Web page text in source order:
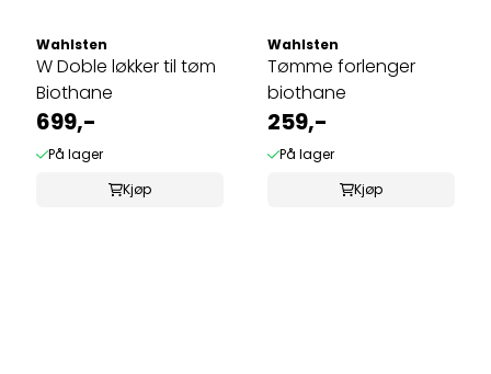
Wahlsten
W Doble løkker til tøm
Biothane
699,-
På lager
Kjøp
Wahlsten
Tømme forlenger
biothane
259,-
På lager
Kjøp